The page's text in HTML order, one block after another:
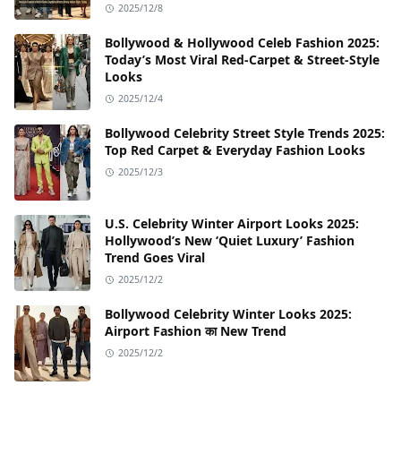
2025/12/8
Bollywood & Hollywood Celeb Fashion 2025:
Today’s Most Viral Red-Carpet & Street-Style
Looks
2025/12/4
Bollywood Celebrity Street Style Trends 2025:
Top Red Carpet & Everyday Fashion Looks
2025/12/3
U.S. Celebrity Winter Airport Looks 2025:
Hollywood’s New ‘Quiet Luxury’ Fashion
Trend Goes Viral
2025/12/2
Bollywood Celebrity Winter Looks 2025:
Airport Fashion का New Trend
2025/12/2